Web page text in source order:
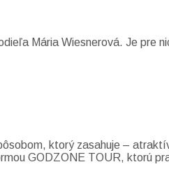
Mária Wiesnerová. Je pre
ktorý zasahuje –
GODZONE TOUR, ktorú